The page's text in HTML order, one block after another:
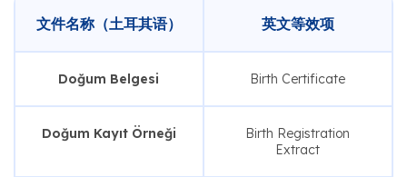
文件名称（土耳其语） 英文等效项
Doğum Belgesi Birth Certificate
Doğum Kayıt Örneği
Birth Registration
Extract